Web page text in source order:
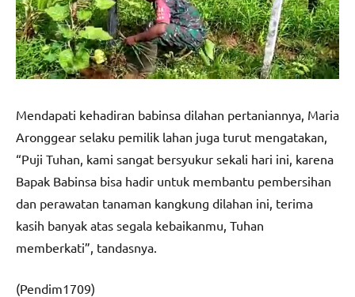
Mendapati kehadiran babinsa dilahan pertaniannya, Maria
Aronggear selaku pemilik lahan juga turut mengatakan,
“Puji Tuhan, kami sangat bersyukur sekali hari ini, karena
Bapak Babinsa bisa hadir untuk membantu pembersihan
dan perawatan tanaman kangkung dilahan ini, terima
kasih banyak atas segala kebaikanmu, Tuhan
memberkati”, tandasnya.
(Pendim1709)